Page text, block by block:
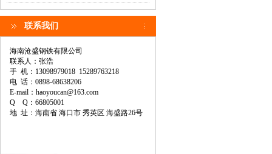
钢管
联系我们
海南沧盛钢铁有限公司
联系人：张浩
手 机：13098979018 15289763218
电 话：0898-68638206
E-mail：haoyoucan@163.com
Q Q：66805001
地 址：海南省 海口市 秀英区 海盛路26号